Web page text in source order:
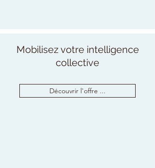
Mobilisez votre intelligence
collective
Découvrir l'offre ...